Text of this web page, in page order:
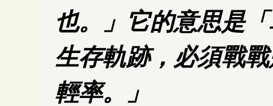
也。」它的意思是
生存軌跡，必須戰
輕率。」